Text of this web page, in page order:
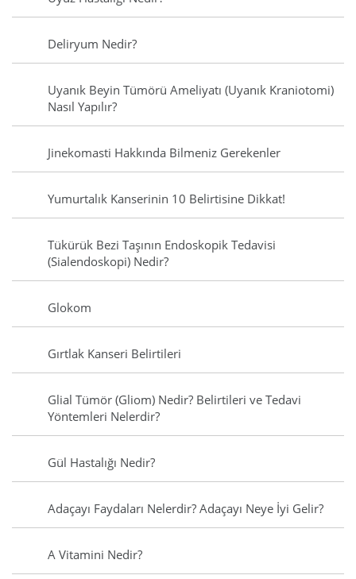
Deliryum Nedir?
Uyanık Beyin Tümörü Ameliyatı (Uyanık Kraniotomi)
Nasıl Yapılır?
Jinekomasti Hakkında Bilmeniz Gerekenler
Yumurtalık Kanserinin 10 Belirtisine Dikkat!
Tükürük Bezi Taşının Endoskopik Tedavisi
(Sialendoskopi) Nedir?
Glokom
Gırtlak Kanseri Belirtileri
Glial Tümör (Gliom) Nedir? Belirtileri ve Tedavi
Yöntemleri Nelerdir?
Gül Hastalığı Nedir?
Adaçayı Faydaları Nelerdir? Adaçayı Neye İyi Gelir?
A Vitamini Nedir?